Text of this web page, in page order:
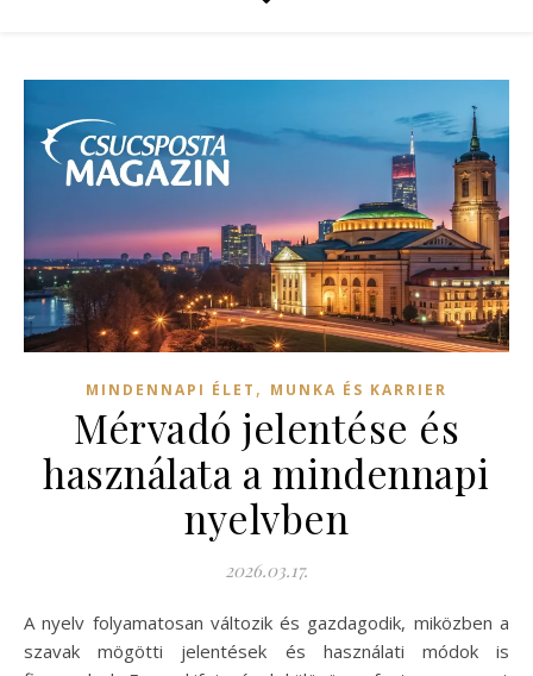
MINDENNAPI ÉLET , MUNKA ÉS KARRIER
Mérvadó jelentése és
használata a mindennapi
nyelvben
2026.03.17.
A nyelv folyamatosan változik és gazdagodik, miközben a
szavak mögötti jelentések és használati módok is